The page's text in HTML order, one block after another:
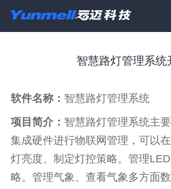
智慧路灯管理系统
软件名称： 智慧路灯管理系统
项目简介： 智慧路灯管理系统主
集成硬件进行物联网管理，可以
灯亮度、制定灯控策略。管理
略。管理气象、查看气象多方面